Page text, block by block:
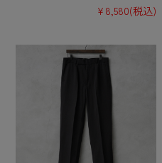
¥8,580(税込)